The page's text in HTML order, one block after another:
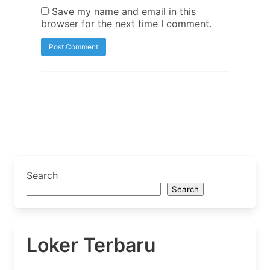
Save my name and email in this
browser for the next time I comment.
Search
Search
Loker Terbaru